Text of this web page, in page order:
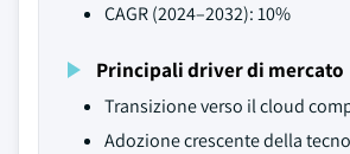
CAGR (2024–2032): 10%
Principali driver di mercato
Transizione verso il cloud
Adozione crescente della